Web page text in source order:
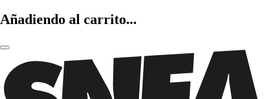
Añadiendo al carrito...